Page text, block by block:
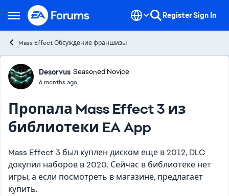
Open Side Menu
Skip to content RegisterSign In
Mass Effect Обсуждение франшизы
Forum Discussion
Desorvus Seasoned Novice
6 months ago
Пропала Mass Effect 3 из
библиотеки EA App
Mass Effect 3 был куплен диском еще в 2012, DLC
докупил наборов в 2020. Сейчас в библиотеке нет
игры, а если посмотреть в магазине, предлагает
купить.